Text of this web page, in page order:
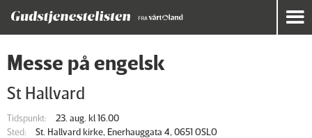
Messe på engelsk
St Hallvard
Tidspunkt:
23. aug. kl 16.00
Sted:
St. Hallvard kirke, Enerhauggata 4, 0651 OSLO